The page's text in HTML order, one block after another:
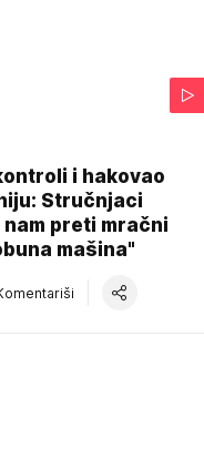
i hakovao
Stručnjaci
preti mračni
mašina"